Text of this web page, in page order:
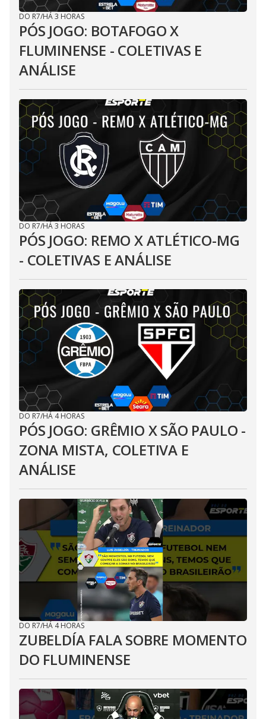
DO R7/HÁ 3 HORAS
PÓS JOGO: BOTAFOGO X
FLUMINENSE - COLETIVAS E
ANÁLISE
DO R7/HÁ 3 HORAS
PÓS JOGO: REMO X ATLÉTICO-MG
- COLETIVAS E ANÁLISE
DO R7/HÁ 4 HORAS
PÓS JOGO: GRÊMIO X SÃO PAULO -
ZONA MISTA, COLETIVA E
ANÁLISE
DO R7/HÁ 4 HORAS
ZUBELDÍA FALA SOBRE MOMENTO
DO FLUMINENSE